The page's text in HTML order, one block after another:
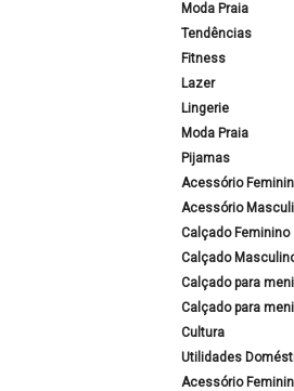
Moda Praia
Tendências
Fitness
Lazer
Lingerie
Moda Praia
Pijamas
Acessório
Acessório
Calçado Feminino
Calçado
Calçado para
Calçado para
Cultura
Utilidades
Acessório